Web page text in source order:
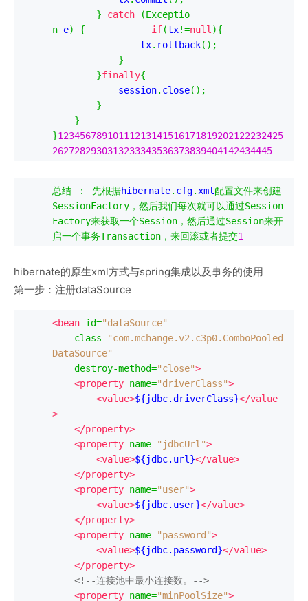
}
catch (Exceptio
n e) { if(tx!=null ){
tx. rollback();
}
}finally{
session. close();
}
}
}12345678910111213141516171819202122232425
2627282930313233343536373839404142434445
总结 ： 先根据hibernate. cfg. xml配置文件来创建
SessionFactory ，然后我们每次就可以通过Session
Factory来获取一个Session ，然后通过Session来开
启一个事务Transaction ，来回滚或者提交1
hibernate的原生xml方式与spring集成以及事务的使用
第一步：注册dataSource
<bean id="dataSource"
class="com.mchange.v2.c3p0.ComboPooled
DataSource"
destroy-method="close">
<property name="driverClass">
<value>${jdbc.driverClass}</value
>
</property>
<property name="jdbcUrl">
<value>${jdbc.url}</value>
</property>
<property name="user">
<value>${jdbc.user}</value>
</property>
<property name="password">
<value>${jdbc.password}</value>
</property>
<!--连接池中最小连接数。-->
<property name="minPoolSize">